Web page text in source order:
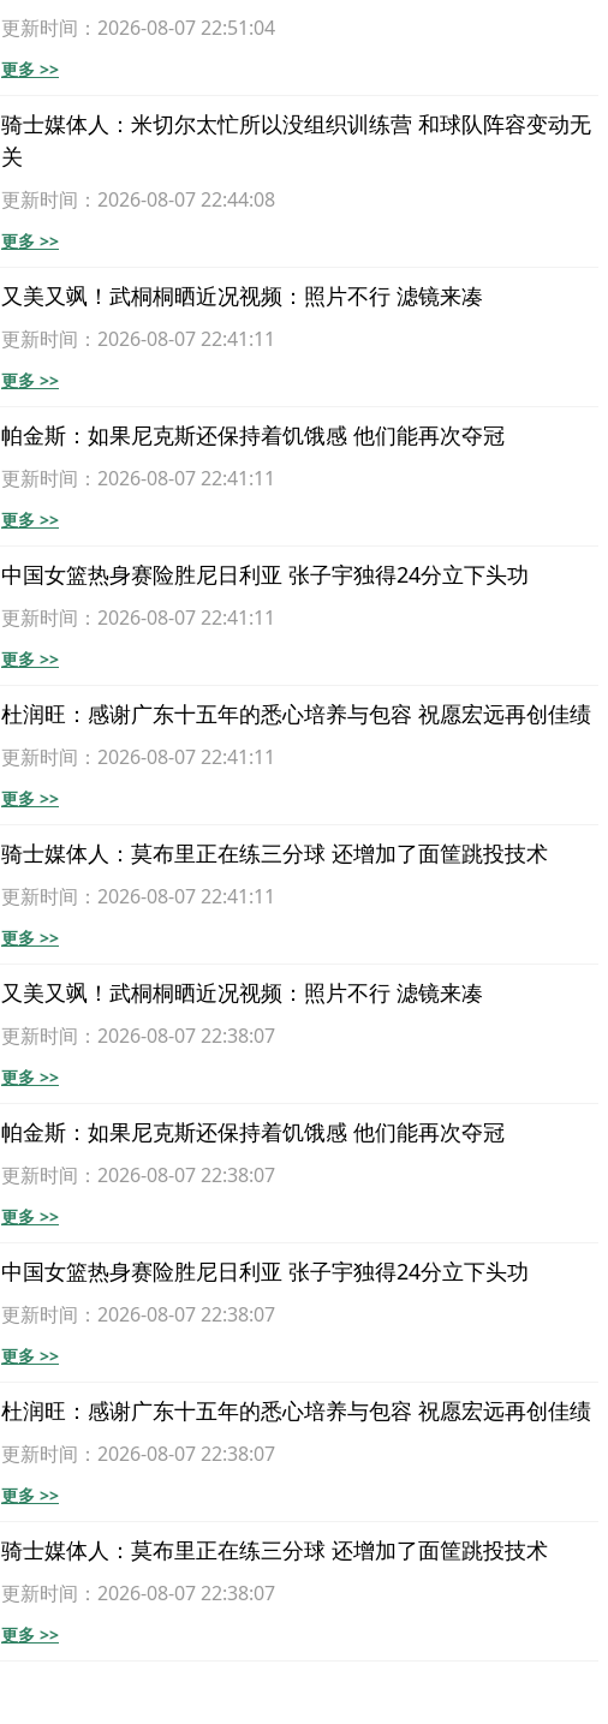
更新时间：2026-08-07 22:51:04
更多 >>
骑士媒体人：米切尔太忙所以没组织训练营 和球队阵容变动无
关
更新时间：2026-08-07 22:44:08
更多 >>
又美又飒！武桐桐晒近况视频：照片不行 滤镜来凑
更新时间：2026-08-07 22:41:11
更多 >>
帕金斯：如果尼克斯还保持着饥饿感 他们能再次夺冠
更新时间：2026-08-07 22:41:11
更多 >>
中国女篮热身赛险胜尼日利亚 张子宇独得24分立下头功
更新时间：2026-08-07 22:41:11
更多 >>
杜润旺：感谢广东十五年的悉心培养与包容 祝愿宏远再创佳绩
更新时间：2026-08-07 22:41:11
更多 >>
骑士媒体人：莫布里正在练三分球 还增加了面筐跳投技术
更新时间：2026-08-07 22:41:11
更多 >>
又美又飒！武桐桐晒近况视频：照片不行 滤镜来凑
更新时间：2026-08-07 22:38:07
更多 >>
帕金斯：如果尼克斯还保持着饥饿感 他们能再次夺冠
更新时间：2026-08-07 22:38:07
更多 >>
中国女篮热身赛险胜尼日利亚 张子宇独得24分立下头功
更新时间：2026-08-07 22:38:07
更多 >>
杜润旺：感谢广东十五年的悉心培养与包容 祝愿宏远再创佳绩
更新时间：2026-08-07 22:38:07
更多 >>
骑士媒体人：莫布里正在练三分球 还增加了面筐跳投技术
更新时间：2026-08-07 22:38:07
更多 >>